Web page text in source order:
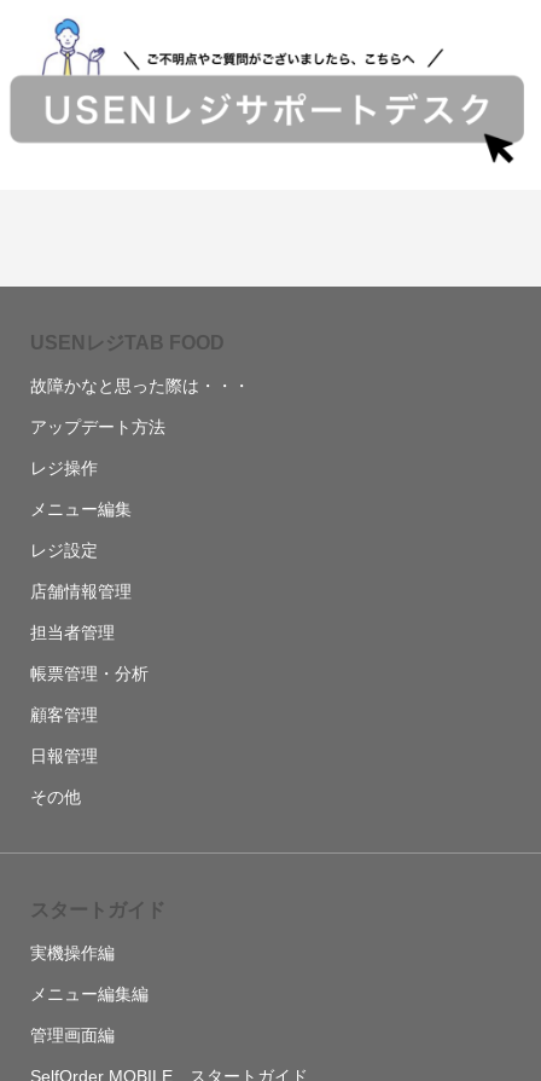
USENレジTAB FOOD
故障かなと思った際は・・・
アップデート方法
レジ操作
メニュー編集
レジ設定
店舗情報管理
担当者管理
帳票管理・分析
顧客管理
日報管理
その他
スタートガイド
実機操作編
メニュー編集編
管理画面編
SelfOrder MOBILE スタートガイド